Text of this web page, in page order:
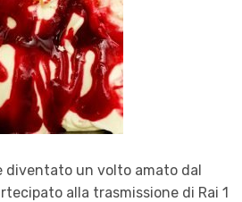
diventato un volto amato dal
alla trasmissione di Rai 1